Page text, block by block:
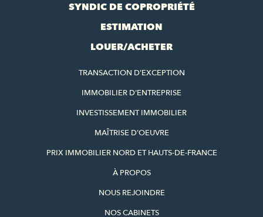
SYNDIC DE COPROPRIÉTÉ
ESTIMATION
LOUER/ACHETER
TRANSACTION D'EXCEPTION
IMMOBILIER D'ENTREPRISE
INVESTISSEMENT IMMOBILIER
MAÎTRISE D'OEUVRE
PRIX IMMOBILIER NORD ET HAUTS-DE-FRANCE
À PROPOS
NOUS REJOINDRE
NOS CABINETS